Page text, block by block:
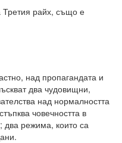
Третия райх, също е
над пропагандата и
два чудовищни,
над нормалността
човечността в
два режима, които са